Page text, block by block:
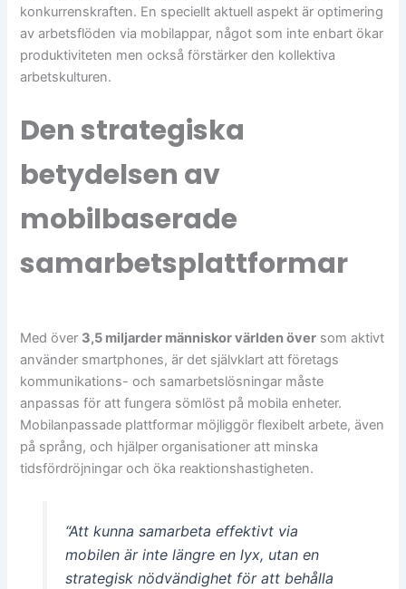
konkurrenskraften. En speciellt aktuell aspekt är optimering
av arbetsflöden via mobilappar, något som inte enbart ökar
produktiviteten men också förstärker den kollektiva
arbetskulturen.
Den strategiska
betydelsen av
mobilbaserade
samarbetsplattformar
Med över 3,5 miljarder människor världen över som aktivt
använder smartphones, är det självklart att företags
kommunikations- och samarbetslösningar måste
anpassas för att fungera sömlöst på mobila enheter.
Mobilanpassade plattformar möjliggör flexibelt arbete, även
på språng, och hjälper organisationer att minska
tidsfördröjningar och öka reaktionshastigheten.
“Att kunna samarbeta effektivt via
mobilen är inte längre en lyx, utan en
strategisk nödvändighet för att behålla